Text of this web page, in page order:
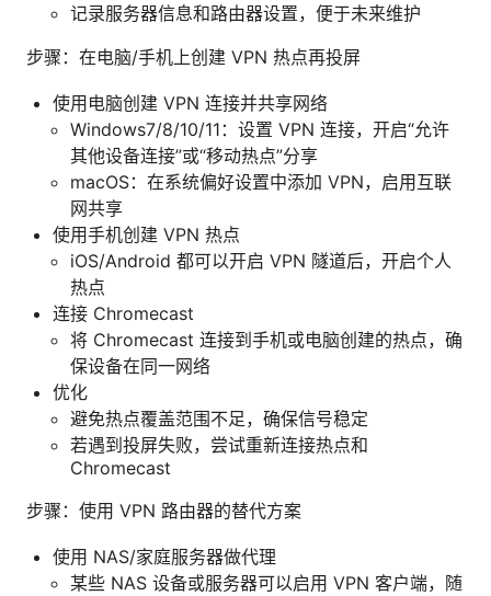
记录服务器信息和路由器设置，便于未来维护
步骤：在电脑/手机上创建 VPN 热点再投屏
使用电脑创建 VPN 连接并共享网络
Windows7/8/10/11：设置 VPN 连接，开启“允许
其他设备连接”或“移动热点”分享
macOS：在系统偏好设置中添加 VPN，启用互联
网共享
使用手机创建 VPN 热点
iOS/Android 都可以开启 VPN 隧道后，开启个人
热点
连接 Chromecast
将 Chromecast 连接到手机或电脑创建的热点，确
保设备在同一网络
优化
避免热点覆盖范围不足，确保信号稳定
若遇到投屏失败，尝试重新连接热点和
Chromecast
步骤：使用 VPN 路由器的替代方案
使用 NAS/家庭服务器做代理
某些 NAS 设备或服务器可以启用 VPN 客户端，随